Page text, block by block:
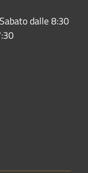
dalle 8:30